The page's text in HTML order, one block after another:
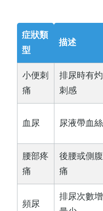
症狀類
型
描述
小便刺
痛
排尿時有
刺感
血尿 尿液帶血
腰部疼
痛
後腰或側
痛
頻尿
排尿次數